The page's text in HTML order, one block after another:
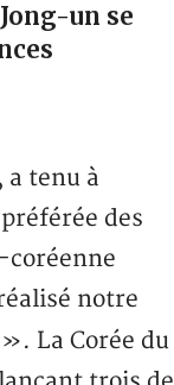
un se
a tenu à
des
coréenne
notre
La Corée du